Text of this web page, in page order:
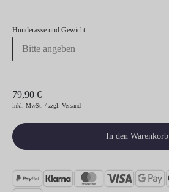
Hunderasse und Gewicht
79,90 €
inkl. MwSt. / zzgl. Versand
In den Warenkorb